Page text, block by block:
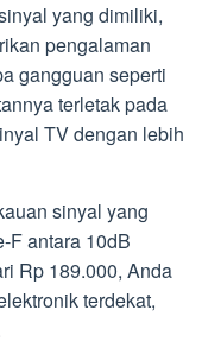
yang dimiliki,
pengalaman
gangguan seperti
terletak pada
TV dengan lebih
sinyal yang
F antara 10dB
Rp 189.000, Anda
terdekat,